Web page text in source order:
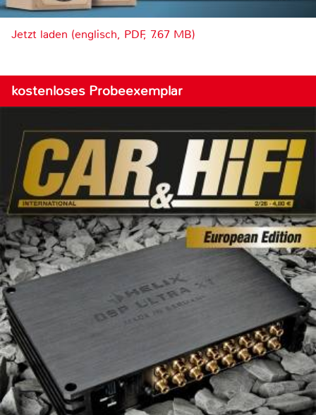
Jetzt laden (englisch, PDF, 7.67 MB)
kostenloses Probeexemplar